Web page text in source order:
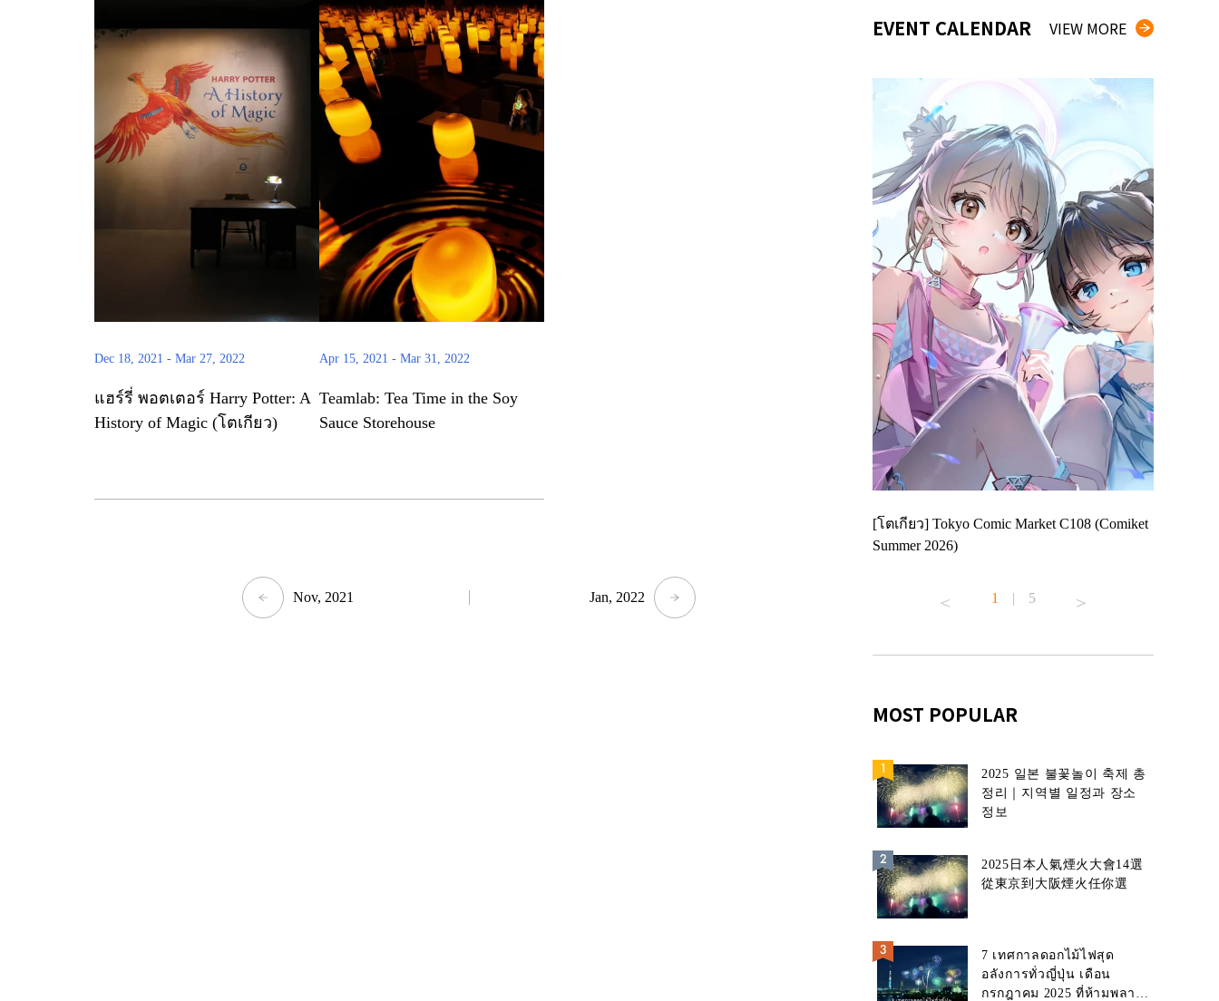
Dec 18, 2021 - Mar 27, 2022
แฮร์รี่ พอตเตอร์ Harry Potter: A
History of Magic (โตเกียว)
Apr 15, 2021 - Mar 31, 2022
Teamlab: Tea Time in the Soy
Sauce Storehouse
Nov, 2021 Jan, 2022
EVENT CALENDAR VIEW MORE
โตเกียวฟรี (จำนวนจำกัด)
[โตเกียว] Tokyo Comic Market C108 (Comiket
Summer 2026)
1 | 5
MOST POPULAR
2025 일본 불꽃놀이 축제 총
정리｜지역별 일정과 장소
정보
2025日本人氣煙火大會14選
從東京到大阪煙火任你選
7 เทศกาลดอกไม้ไฟสุด
อลังการทั่วญี่ปุ่น เดือน
กรกฎาคม 2025 ที่ห้ามพลาด!